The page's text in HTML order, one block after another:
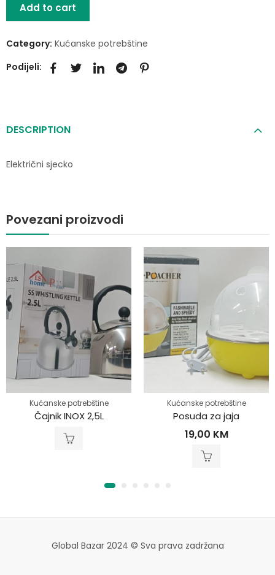
Add to cart
Category: Kućanske potrebštine
Podijeli:
DESCRIPTION
Električni sjecko
Povezani proizvodi
Kućanske potrebštine
Čajnik INOX 2,5L
Kućanske potrebštine
Posuda za jaja
19,00 KM
Global Bazar 2024 © Sva prava zadržana